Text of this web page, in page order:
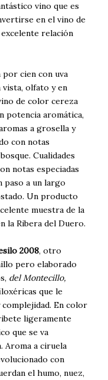
vino que es
en el vino de
relación
por cien con uva
olfato y en
de color cereza
potencia aromática,
a grosella y
con notas
Cualidades
notas especiadas
paso a un largo
Un producto
muestra de la
la Ribera del Duero.
2008, otro
pero elaborado
del Montecillo,
que le
En color
ligeramente
que se va
Aroma a ciruela
con
el humo, nuez,